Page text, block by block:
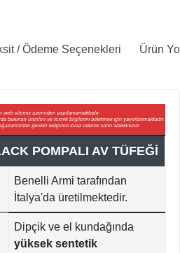
/ Ödeme Seçenekleri Ürün
POMPALI AV TÜFEĞİ
Benelli Armi tarafından
İtalya'da üretilmektedir.
Dipçik ve el kundağında
yüksek sentetik